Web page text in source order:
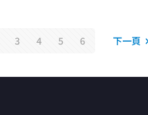
3 4 5 6 下一頁